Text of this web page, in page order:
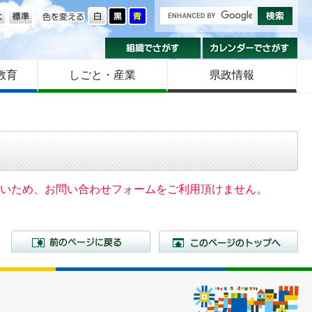
色を変える
大きさ
組織でさがす
育 しごと・産業 県政情報
ため、お問い合わせフォームをご利用頂けません。
前のページに戻る